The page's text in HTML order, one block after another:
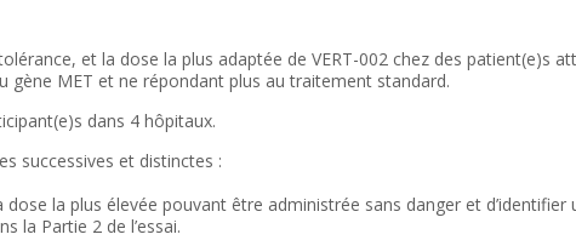
et la dose la plus adaptée de VERT-002 chez des patient(e)s
MET et ne répondant plus au traitement standard.
dans 4 hôpitaux.
successives et distinctes :
la plus élevée pouvant être administrée sans danger et
la Partie 2 de l’essai.